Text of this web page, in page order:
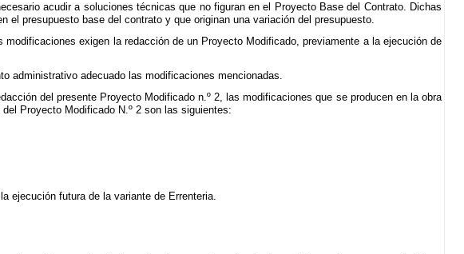
acudir a soluciones técnicas que no figuran en el Proyecto Base del Contrato. Dichas
presupuesto base del contrato y que originan una variación del presupuesto.
exigen la redacción de un Proyecto Modificado, previamente a la ejecución de
administrativo adecuado las modificaciones mencionadas.
del presente Proyecto Modificado n.º 2, las modificaciones que se producen en la obra
Proyecto Modificado N.º 2 son las siguientes:
ejecución futura de la variante de Errenteria.